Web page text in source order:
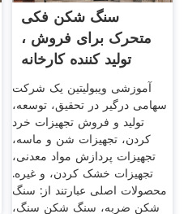
سنگ شکن فکی
متحرک برای فروش ،
تولید کننده کارخانه
آموزشی ویبولیتین یک شرکت
سهامی درگیر در تحقیق، توسعه،
تولید و فروش تجهیزات خرد
کردن، تجهیزات شن و ماسه،
تجهیزات پردازش مواد معدنی،
تجهیزات خشک کردن، و غیره.
محصولات اصلی عبارتند از: سنگ
شکن ضربه، سنگ شکن سنگ،